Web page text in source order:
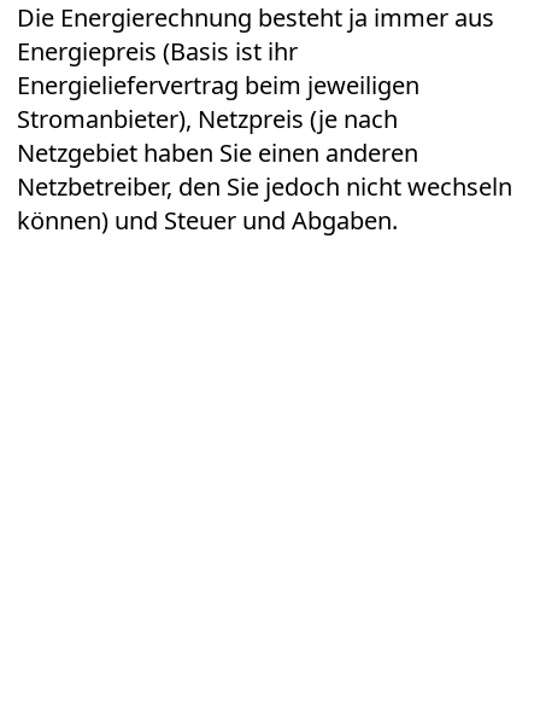
Die Energierechnung besteht ja immer aus
Energiepreis (Basis ist ihr
Energieliefervertrag beim jeweiligen
Stromanbieter), Netzpreis (je nach
Netzgebiet haben Sie einen anderen
Netzbetreiber, den Sie jedoch nicht wechseln
können) und Steuer und Abgaben.